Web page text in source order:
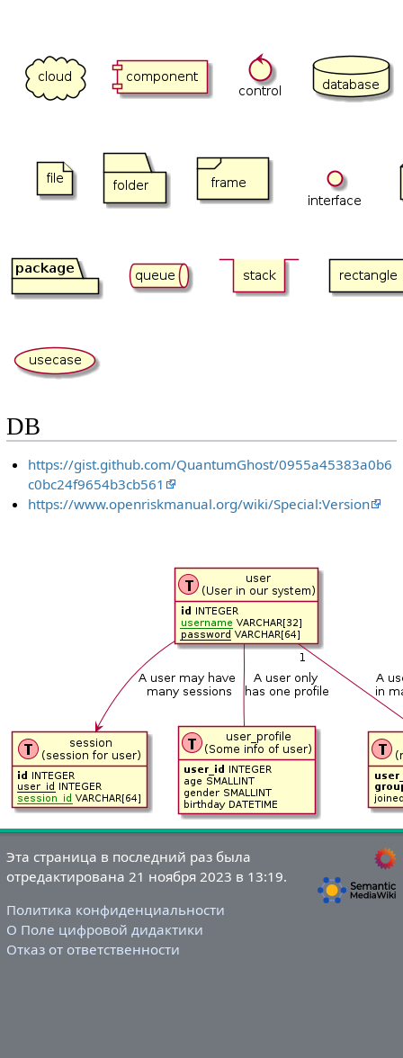
DB
https://gist.github.com/QuantumGhost/0955a45383a0b6
c0bc24f9654b3cb561
https://www.openriskmanual.org/wiki/Special:Version
Эта страница в последний раз была
отредактирована 21 ноября 2023 в 13:19.
Политика конфиденциальности
О Поле цифровой дидактики
Отказ от ответственности